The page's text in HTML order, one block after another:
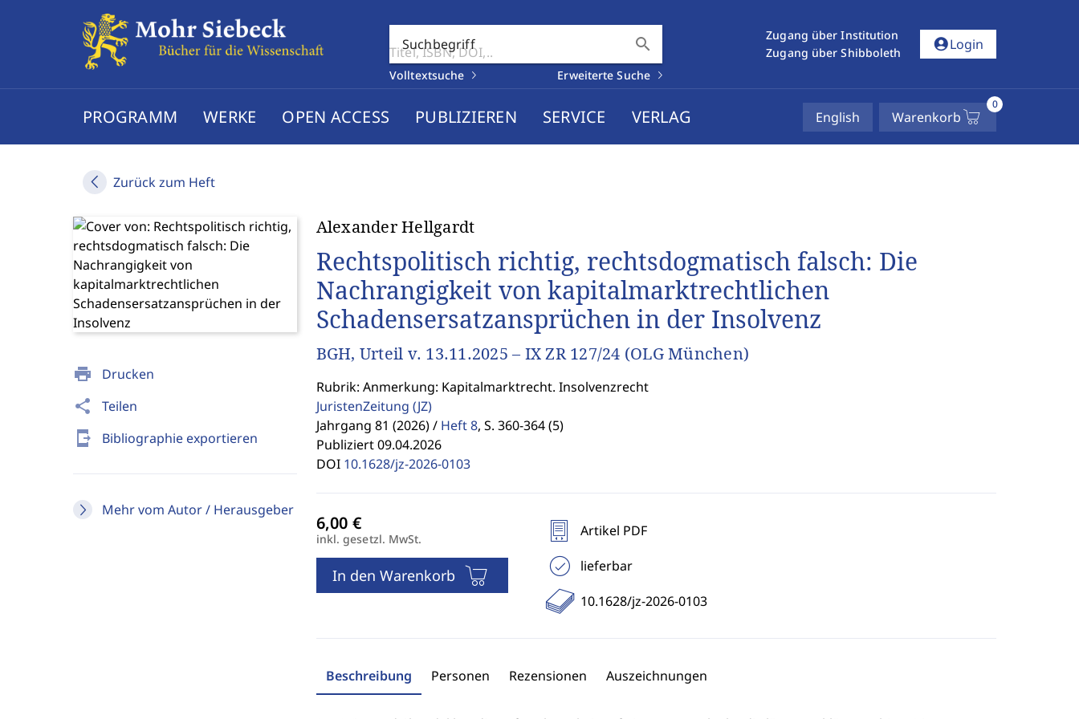
Suchbegriff search
Volltextsuche Erweiterte Suche
Zugang über Institution
Zugang über Shibboleth
account_circleLogin
PROGRAMM WERKE OPEN ACCESS PUBLIZIEREN SERVICE VERLAG English Warenkorb
0
Zurück zum Heft
print Drucken
share Teilen
send_to_mobile Bibliographie exportieren
Mehr vom Autor / Herausgeber
Alexander Hellgardt
Rechtspolitisch richtig, rechtsdogmatisch falsch: Die
Nachrangigkeit von kapitalmarktrechtlichen
Schadensersatzansprüchen in der Insolvenz
BGH, Urteil v. 13.11.2025 – IX ZR 127/24 (OLG München)
Rubrik: Anmerkung: Kapitalmarktrecht. Insolvenzrecht
JuristenZeitung (JZ)
Jahrgang 81 (2026) / Heft 8, S. 360-364 (5)
Publiziert 09.04.2026
DOI 10.1628/jz-2026-0103
inkl. gesetzl. MwSt.
In den Warenkorb
Artikel PDF
lieferbar
10.1628/jz-2026-0103
Beschreibung Personen Rezensionen Auszeichnungen